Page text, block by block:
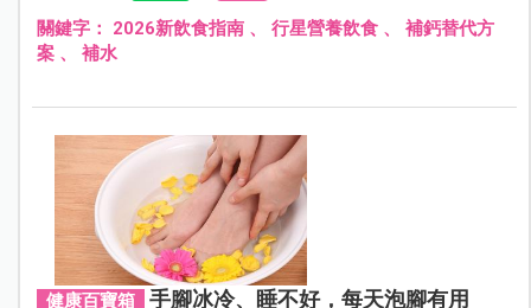
關鍵字： 2026新飲食指南、 行星營養飲食、 補鈣替代方
案、 補水
健康百寶箱
手腳冰冷、睡不好，每天泡腳有用